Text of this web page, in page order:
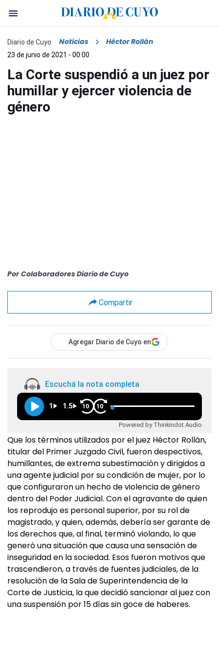
Diario de Cuyo Noticias Héctor Rollán
23 de junio de 2021 - 00:00
La Corte suspendió a un juez por
humillar y ejercer violencia de
género
Por Colaboradores Diario de Cuyo
Compartir
Agregar Diario de Cuyo en
Escuchá la nota completa
1 1.5 10 10
Powered by Thinkindot Audio
Que los términos utilizados por el juez Héctor Rollán,
titular del Primer Juzgado Civil, fueron despectivos,
humillantes, de extrema subestimación y dirigidos a
una agente judicial por su condición de mujer, por lo
que configuraron un hecho de violencia de género
dentro del Poder Judicial. Con el agravante de quien
los reprodujo es personal superior, por su rol de
magistrado, y quien, además, debería ser garante de
los derechos que, al final, terminó violando, lo que
generó una situación que causa una sensación de
inseguridad en la sociedad. Esos fueron motivos que
trascendieron, a través de fuentes judiciales, de la
resolución de la Sala de Superintendencia de la
Corte de Justicia, la que decidió sancionar al juez con
una suspensión por 15 días sin goce de haberes.